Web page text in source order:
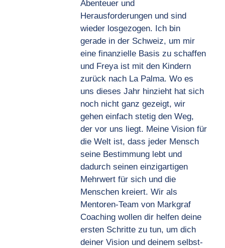
Abenteuer und
Herausforderungen und sind
wieder losgezogen. Ich bin
gerade in der Schweiz, um mir
eine finanzielle Basis zu schaffen
und Freya ist mit den Kindern
zurück nach La Palma. Wo es
uns dieses Jahr hinzieht hat sich
noch nicht ganz gezeigt, wir
gehen einfach stetig den Weg,
der vor uns liegt. Meine Vision für
die Welt ist, dass jeder Mensch
seine Bestimmung lebt und
dadurch seinen einzigartigen
Mehrwert für sich und die
Menschen kreiert. Wir als
Mentoren-Team von Markgraf
Coaching wollen dir helfen deine
ersten Schritte zu tun, um dich
deiner Vision und deinem selbst-